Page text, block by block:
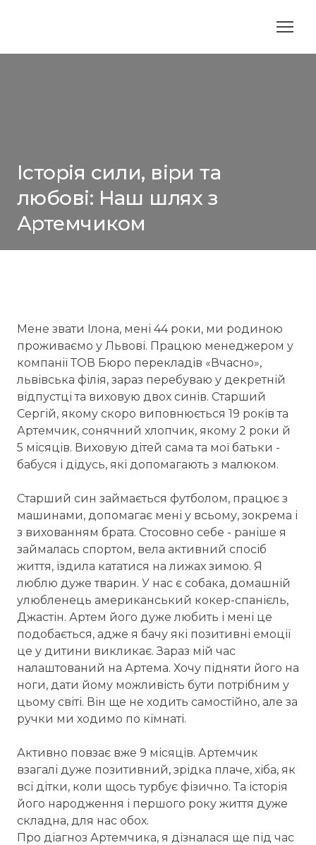
Історія сили, віри та
любові: Наш шлях з
Артемчиком
Мене звати Ілона, мені 44 роки, ми родиною
проживаємо у Львові. Працюю менеджером у
компанії ТОВ Бюро перекладів «Вчасно»,
львівська філія, зараз перебуваю у декретній
відпустці та виховую двох синів. Старший
Сергій, якому скоро виповнюється 19 років та
Артемчик, сонячний хлопчик, якому 2 роки й
5 місяців. Виховую дітей сама та мої батьки -
бабуся і дідусь, які допомагають з малюком.
Старший син займається футболом, працює з
машинами, допомагає мені у всьому, зокрема і
з вихованням брата. Стосовно себе - раніше я
займалась спортом, вела активний спосіб
життя, їздила кататися на лижах зимою. Я
люблю дуже тварин. У нас є собака, домашній
улюбленець американський кокер-спанієль,
Джастін. Артем його дуже любить і мені це
подобається, адже я бачу які позитивні емоції
це у дитини викликає. Зараз мій час
налаштований на Артема. Хочу підняти його на
ноги, дати йому можливість бути потрібним у
цьому світі. Він ще не ходить самостійно, але за
ручки ми ходимо по кімнаті.
Активно повзає вже 9 місяців. Артемчик
взагалі дуже позитивний, зрідка плаче, хіба, як
всі дітки, коли щось турбує фізично. Та історія
його народження і першого року життя дуже
складна, для нас обох.
Про діагноз Артемчика, я дізналася ще під час